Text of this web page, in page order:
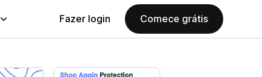
Fazer login Comece grátis